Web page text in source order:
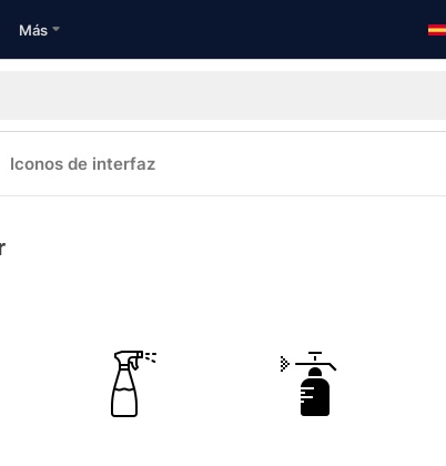
Más
Iconos de interfaz